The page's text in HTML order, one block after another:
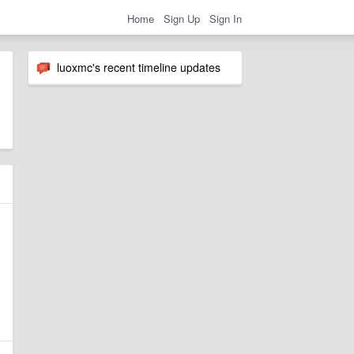
Home Sign Up Sign In
luoxmc's recent timeline updates